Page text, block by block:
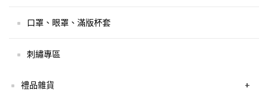
口罩、眼罩、滿版杯套
刺繡專區
禮品雜貨 +